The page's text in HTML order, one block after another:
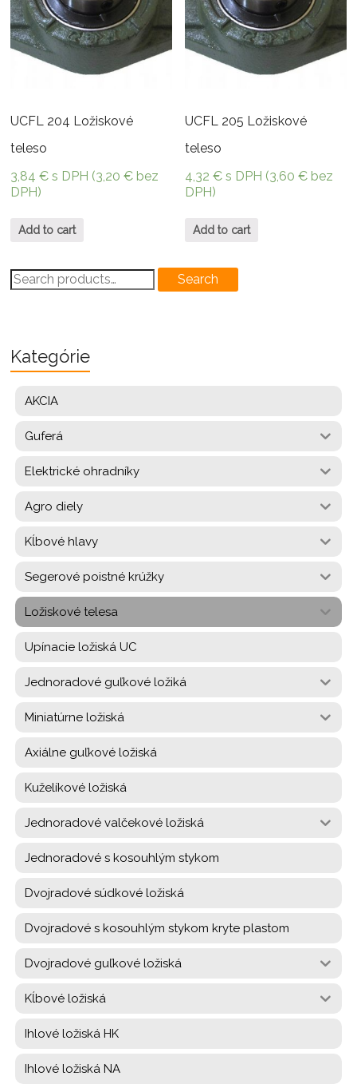
UCFL 204 Ložiskové
teleso
3,84€ s DPH (3,20€ bez
DPH)
Add to cart
UCFL 205 Ložiskové
teleso
4,32€ s DPH (3,60€ bez
DPH)
Add to cart
Search
for:
Search
Kategórie
AKCIA
Guferá
Elektrické ohradníky
Agro diely
Kĺbové hlavy
Segerové poistné krúžky
Ložiskové telesa
Upínacie ložiská UC
Jednoradové guľkové ložiká
Miniatúrne ložiská
Axiálne guľkové ložiská
Kuželíkové ložiská
Jednoradové valčekové ložiská
Jednoradové s kosouhlým stykom
Dvojradové súdkové ložiská
Dvojradové s kosouhlým stykom kryte plastom
Dvojradové guľkové ložiská
Kĺbové ložiská
Ihlové ložiská HK
Ihlové ložiská NA